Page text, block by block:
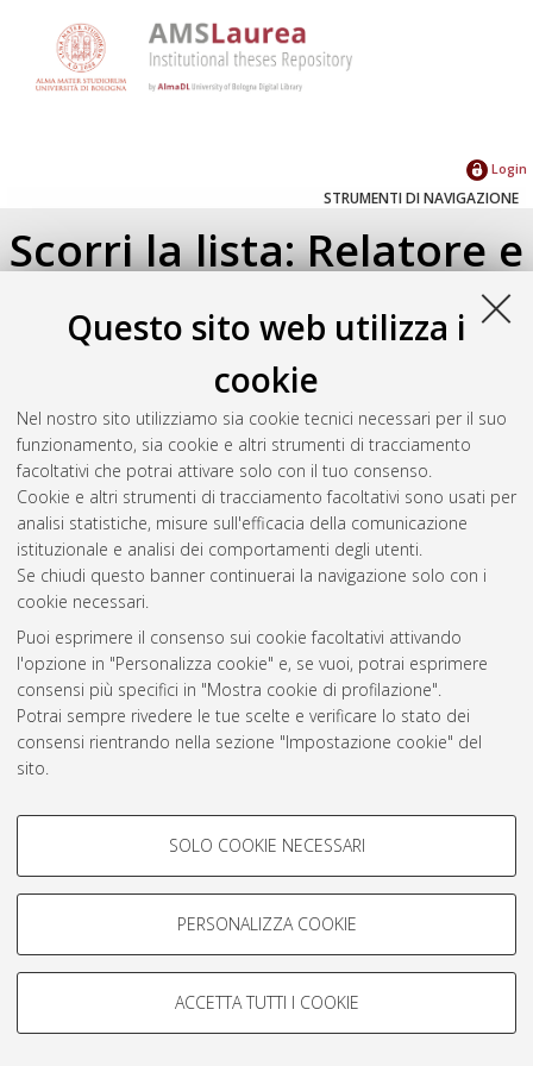
Questo sito web utilizza i
cookie
Nel nostro sito utilizziamo sia cookie tecnici necessari per il suo
funzionamento, sia cookie e altri strumenti di tracciamento
facoltativi che potrai attivare solo con il tuo consenso.
Cookie e altri strumenti di tracciamento facoltativi sono usati per
analisi statistiche, misure sull'efficacia della comunicazione
istituzionale e analisi dei comportamenti degli utenti.
Se chiudi questo banner continuerai la navigazione solo con i
cookie necessari.
Puoi esprimere il consenso sui cookie facoltativi attivando
l'opzione in "Personalizza cookie" e, se vuoi, potrai esprimere
consensi più specifici in "Mostra cookie di profilazione".
Potrai sempre rivedere le tue scelte e verificare lo stato dei
consensi rientrando nella sezione "Impostazione cookie" del
sito.
COOKIE DI PROFILAZIONE -
Si tratta di cookie utilizzati per analizzare le caratteristiche della
navigazione degli utenti, creare profili in base al loro comportamento
Mostra cookie di profilazione
COOKIE TECNICI - NECESSARI
SOLO COOKIE NECESSARI
PERSONALIZZA COOKIE
ACCETTA TUTTI I COOKIE
Login
STRUMENTI DI NAVIGAZIONE
Scorri la lista: Relatore e
Correlatore
Seleziona un valore dall'elenco sottostante.
2026(1)
2021(1)
Atom
Rss 1.0
AMS Laurea
Servizio implementato e gestito da AlmaDL
Condizioni d’uso del sito